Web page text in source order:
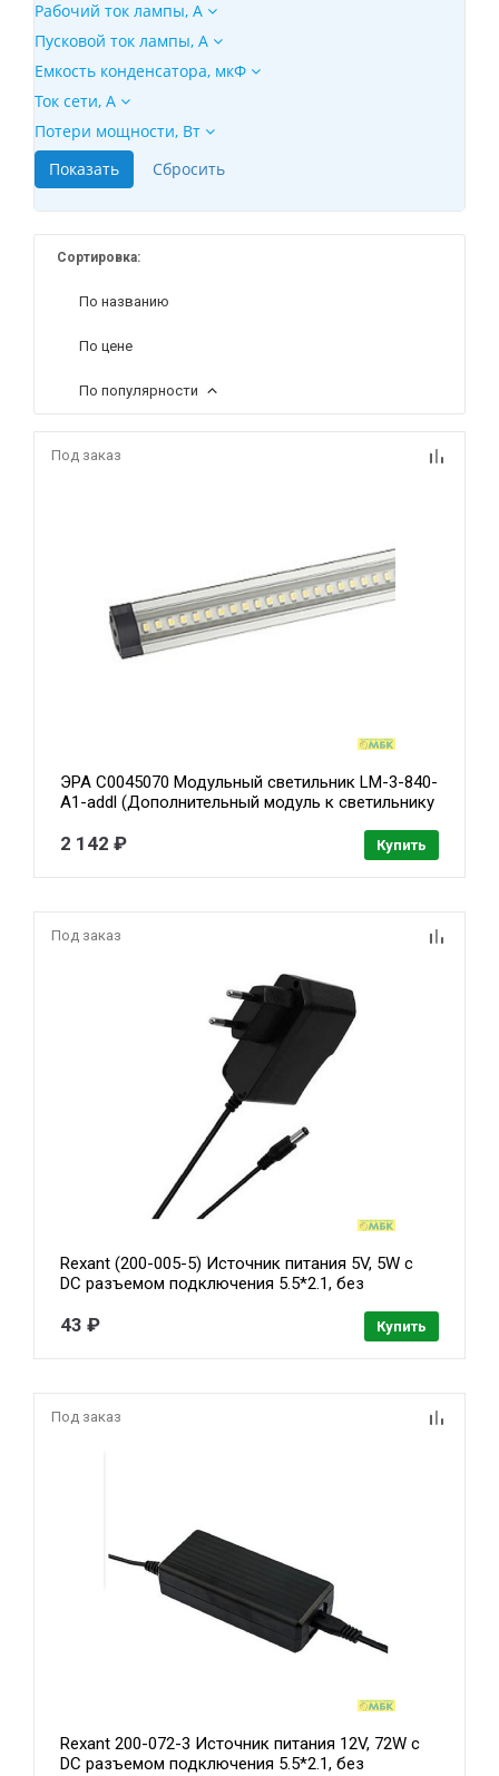
Рабочий ток лампы, А
Пусковой ток лампы, А
Емкость конденсатора, мкФ
Ток сети, А
Потери мощности, Вт
Сортировка:
По названию
По цене
По популярности
Под заказ
ЭРА C0045070 Модульный светильник LM-3-840-
A1-addl (Дополнительный модуль к светильнику
крепежные клипсы, двусторонний скотч, соед.
2 142 ₽ Купить
Под заказ
Rexant (200-005-5) Источник питания 5V, 5W с
DC разъемом подключения 5.5*2.1, без
43 ₽ Купить
Под заказ
Rexant 200-072-3 Источник питания 12V, 72W с
DC разъемом подключения 5.5*2.1, без